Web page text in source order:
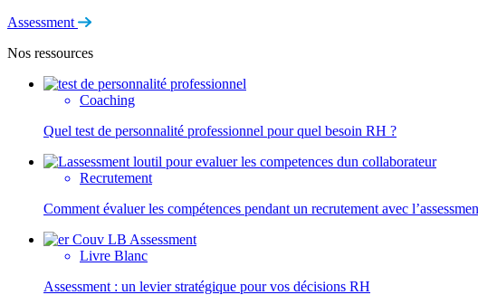
Assessment
Nos ressources
Coaching
Quel test de personnalité professionnel pour quel besoin RH ?
Recrutement
Comment évaluer les compétences pendant un recrutement avec
Livre Blanc
Assessment : un levier stratégique pour vos décisions RH